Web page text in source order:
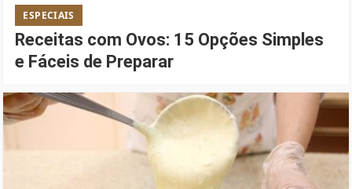
ESPECIAIS
Receitas com Ovos: 15 Opções Simples
e Fáceis de Preparar